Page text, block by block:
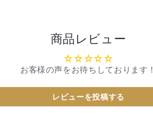
商品レビュー
お客様の声をお待ちしております！
レビューを投稿する